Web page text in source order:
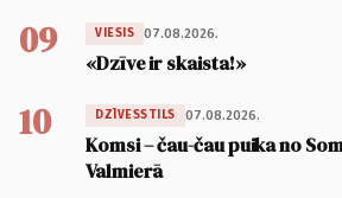
09 VIESIS 07.08.2026.
«Dzīve ir skaista!»
10 DZĪVESSTILS 07.08.2026.
Komsi – čau-čau puika no
Valmierā